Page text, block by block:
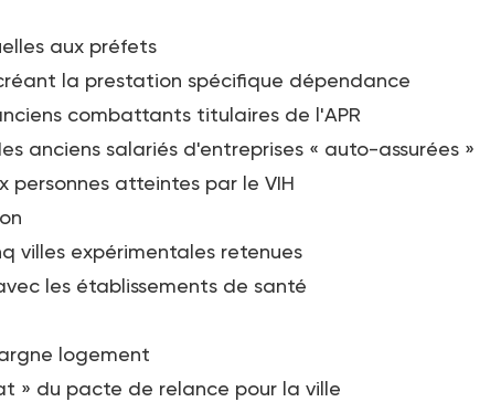
aux préfets
la prestation spécifique dépendance
combattants titulaires de l'APR
anciens salariés d'entreprises « auto-assurées »
personnes atteintes par le VIH
villes expérimentales retenues
les établissements de santé
logement
» du pacte de relance pour la ville